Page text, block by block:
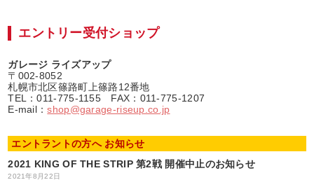
エントリー受付ショップ
ガレージ ライズアップ
〒002-8052
札幌市北区篠路町上篠路12番地
TEL：011-775-1155 FAX：011-775-1207
E-mail：shop@garage-riseup.co.jp
エントラントの方へ お知らせ
2021 KING OF THE STRIP 第2戦 開催中止のお知らせ
2021年8月22日